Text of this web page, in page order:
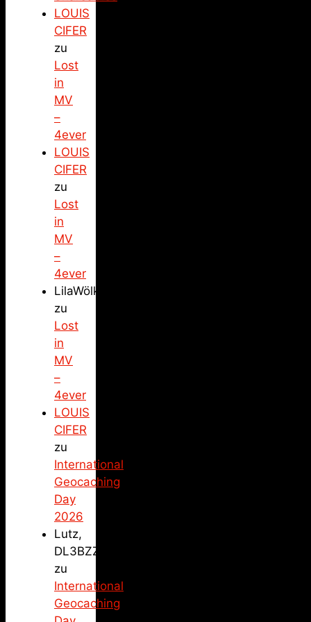
LOUIS
CIFER
zu
Lost
in
MV
–
4ever
LOUIS
CIFER
zu
Lost
in
MV
–
4ever
LilaWölkchen
zu
Lost
in
MV
–
4ever
LOUIS
CIFER
zu
International
Geocaching
Day
2026
Lutz,
DL3BZZ
zu
International
Geocaching